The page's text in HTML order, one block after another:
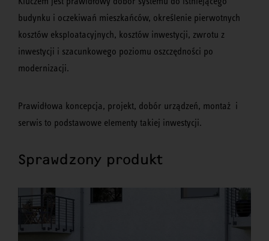
budynku i oczekiwań mieszkańców, określenie pierwotnych
kosztów eksploatacyjnych, kosztów inwestycji, zwrotu z
inwestycji i szacunkowego poziomu oszczędności po
modernizacji.
Prawidłowa koncepcja, projekt, dobór urządzeń, montaż i
serwis to podstawowe elementy takiej inwestycji.
Sprawdzony produkt